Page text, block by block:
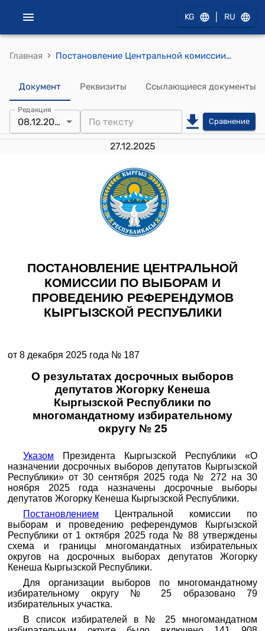
KG RU
Главная › Постановление Центральной комиссии по выборам и проведению референдумов КР от 8 декабря 2025 года № 187 "О результатах досрочных выборов депутатов Жогорку Кенеша Кыргызской Республики по многомандатному избирательному округу № 25"
Документ Реквизиты Ссылающиеся документы
Редакция
08.12.2025 Сравнение
27.12.2025